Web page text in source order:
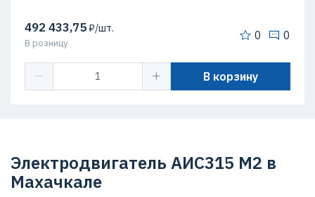
492 433,75₽/шт.
В розницу
0 0
В корзину
Электродвигатель АИС315 M2 в
Махачкале